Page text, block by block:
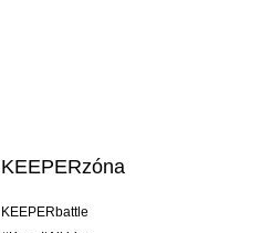
KEEPERzóna
KEEPERbattle